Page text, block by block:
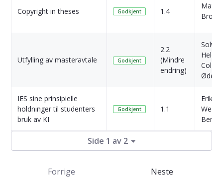
Copyright in theses Godkjent 1.4
Marit
Utfylling av masteravtale Godkjent
2.2
(Mindre
endring)
Helen
IES sine prinsipielle
holdninger til studenters
bruk av KI
Godkjent 1.1
Erik
Berg
Side 1 av 2
Forrige Neste